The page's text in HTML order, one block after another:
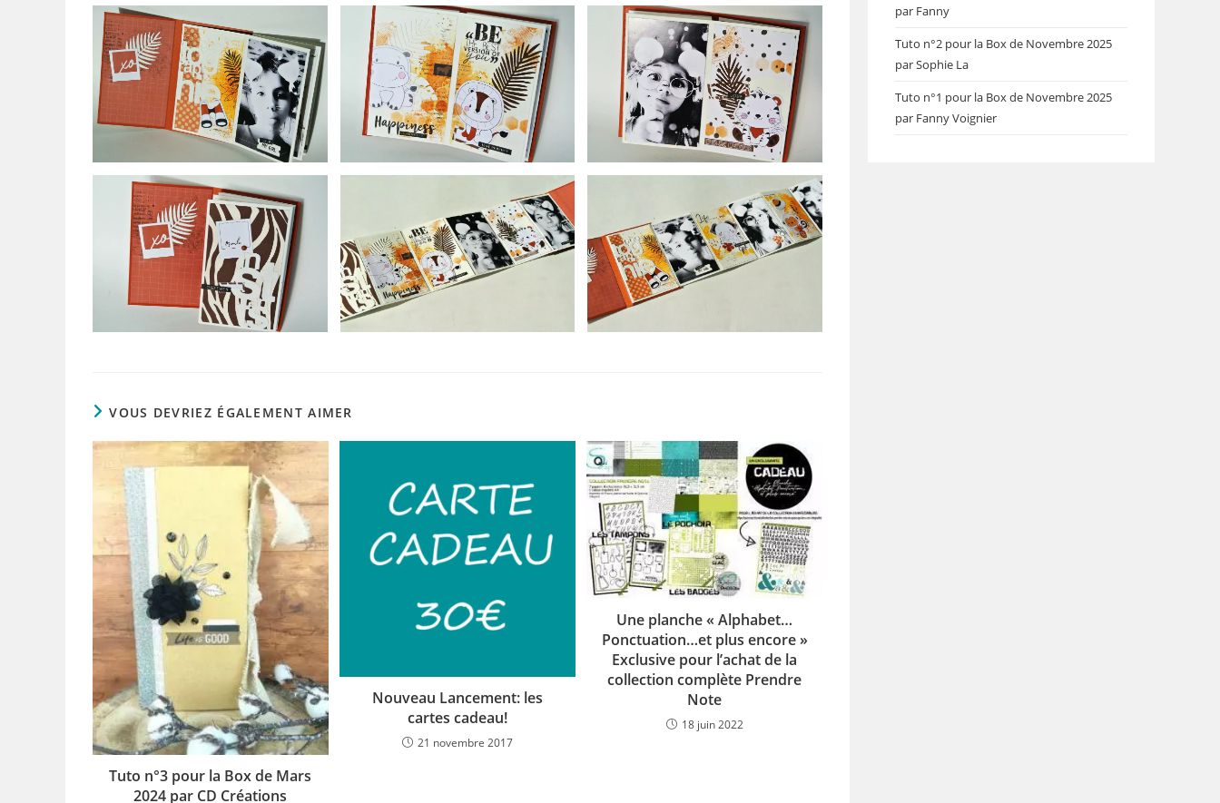
VOUS DEVRIEZ ÉGALEMENT AIMER
Tuto n°3 pour la Box de Mars
2024 par CD Créations
Nouveau Lancement: les
cartes cadeau!
21 novembre 2017
Une planche « Alphabet…
Ponctuation…et plus encore »
Exclusive pour l’achat de la
collection complète Prendre
Note
18 juin 2022
par Fanny
Tuto n°2 pour la Box de Novembre 2025
par Sophie La
Tuto n°1 pour la Box de Novembre 2025
par Fanny Voignier